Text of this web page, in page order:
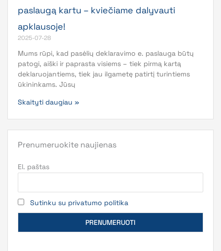
paslaugą kartu – kviečiame dalyvauti
apklausoje!
2025-07-28
Mums rūpi, kad pasėlių deklaravimo e. paslauga būtų
patogi, aiški ir paprasta visiems – tiek pirmą kartą
deklaruojantiems, tiek jau ilgametę patirtį turintiems
ūkininkams. Jūsų
Skaityti daugiau »
Prenumeruokite naujienas
El. paštas
Sutinku su privatumo politika